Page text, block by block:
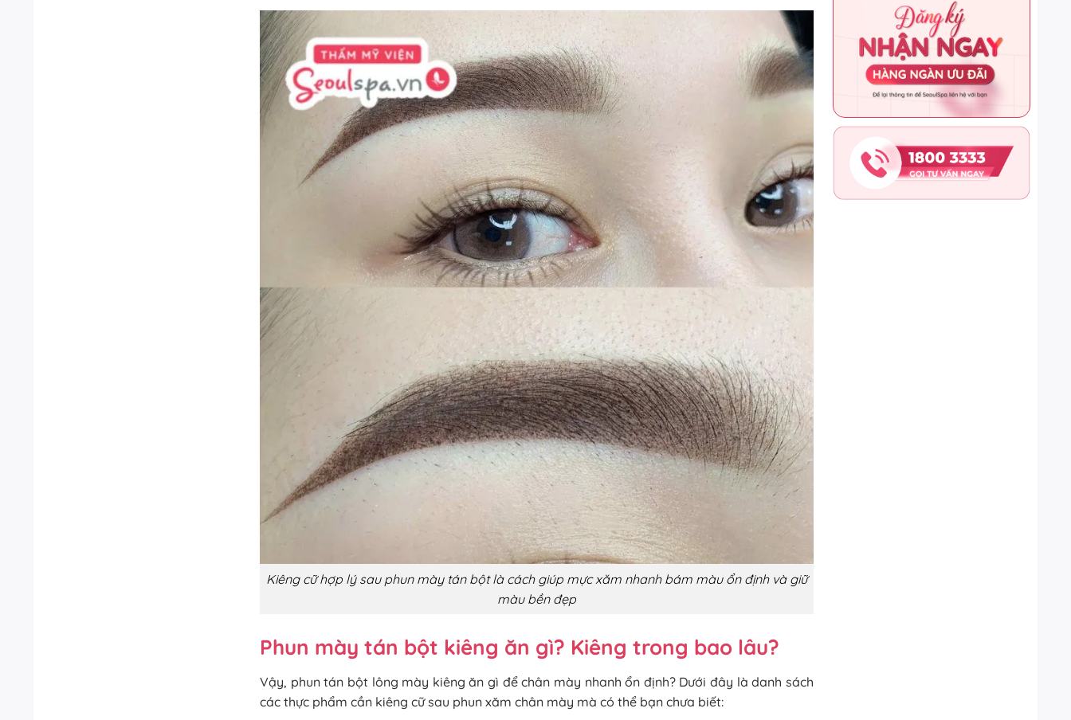
Kiêng cữ hợp lý sau phun mày tán bột là cách giúp mực xăm nhanh bám màu ổn định và giữ
màu bền đẹp
Phun mày tán bột kiêng ăn gì? Kiêng trong bao lâu?
Vậy, phun tán bột lông mày kiêng ăn gì để chân mày nhanh ổn định? Dưới đây là danh sách
các thực phẩm cần kiêng cữ sau phun xăm chân mày mà có thể bạn chưa biết: